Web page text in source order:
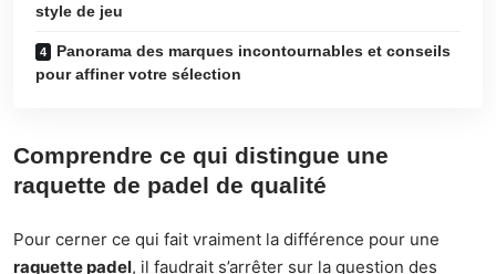
style de jeu
Panorama des marques incontournables et conseils
pour affiner votre sélection
Comprendre ce qui distingue une
raquette de padel de qualité
Pour cerner ce qui fait vraiment la différence pour une
raquette padel, il faudrait s’arrêter sur la question des